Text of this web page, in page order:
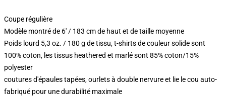
Coupe régulière
Modèle montré de 6' / 183 cm de haut et de taille moyenne
Poids lourd 5,3 oz. / 180 g de tissu, t-shirts de couleur solide sont
100% coton, les tissus heathered et marlé sont 85% coton/15%
polyester
coutures d'épaules tapées, ourlets à double nervure et lie le cou auto-
fabriqué pour une durabilité maximale